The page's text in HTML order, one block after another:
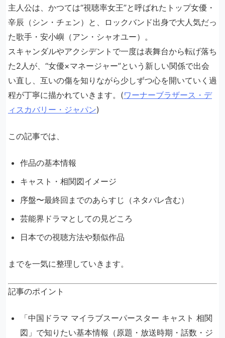
主人公は、かつては“視聴率女王”と呼ばれたトップ女優・
辛辰（シン・チェン）と、ロックバンド出身で大人気だっ
た歌手・安小嶼（アン・シャオユー）。
スキャンダルやアクシデントで一度は表舞台から転げ落ち
た2人が、“女優×マネージャー”という新しい関係で出会
い直し、互いの傷を知りながら少しずつ心を開いていく過
程が丁寧に描かれていきます。(ワーナーブラザース・デ
ィスカバリー・ジャパン)
この記事では、
作品の基本情報
キャスト・相関図イメージ
序盤〜最終回までのあらすじ（ネタバレ含む）
芸能界ドラマとしての見どころ
日本での視聴方法や類似作品
までを一気に整理していきます。
記事のポイント
「中国ドラマ マイラブスーパースター キャスト 相関
図」で知りたい基本情報（原題・放送時期・話数・ジ